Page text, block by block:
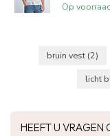
Op
bruin vest (2)
licht
HEEFT U VRAGEN